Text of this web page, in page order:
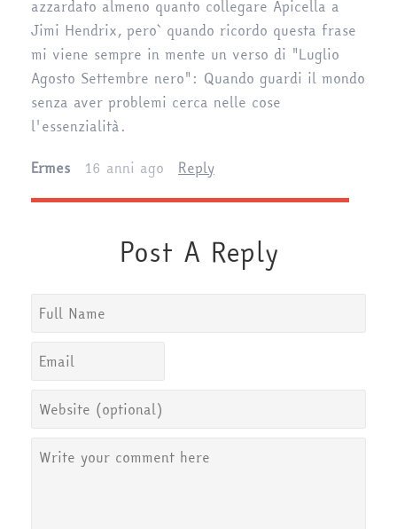
azzardato almeno quanto collegare Apicella a
Jimi Hendrix, pero` quando ricordo questa frase
mi viene sempre in mente un verso di "Luglio
Agosto Settembre nero": Quando guardi il mondo
senza aver problemi cerca nelle cose
l'essenzialità.
Ermes
16 anni ago Reply
Post A Reply